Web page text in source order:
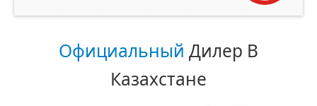
Официальный Дилер В
Казахстане